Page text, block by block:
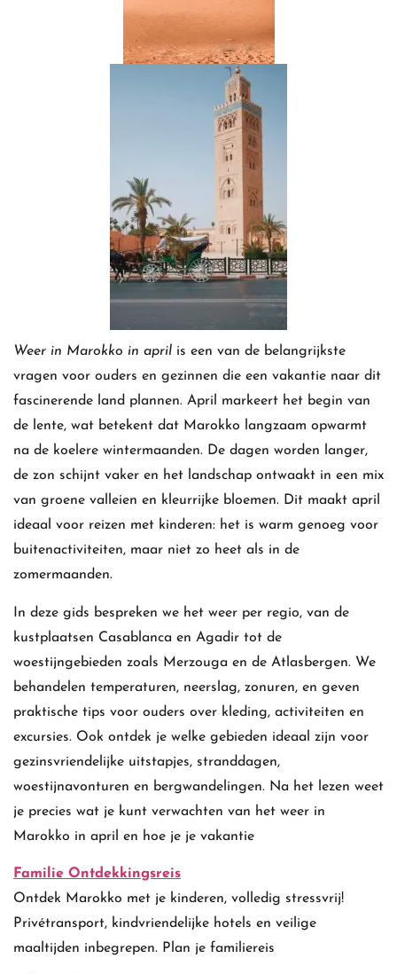
Weer in Marokko in april is een van de belangrijkste
vragen voor ouders en gezinnen die een vakantie naar dit
fascinerende land plannen. April markeert het begin van
de lente, wat betekent dat Marokko langzaam opwarmt
na de koelere wintermaanden. De dagen worden langer,
de zon schijnt vaker en het landschap ontwaakt in een mix
van groene valleien en kleurrijke bloemen. Dit maakt april
ideaal voor reizen met kinderen: het is warm genoeg voor
buitenactiviteiten, maar niet zo heet als in de
zomermaanden.
In deze gids bespreken we het weer per regio, van de
kustplaatsen Casablanca en Agadir tot de
woestijngebieden zoals Merzouga en de Atlasbergen. We
behandelen temperaturen, neerslag, zonuren, en geven
praktische tips voor ouders over kleding, activiteiten en
excursies. Ook ontdek je welke gebieden ideaal zijn voor
gezinsvriendelijke uitstapjes, stranddagen,
woestijnavonturen en bergwandelingen. Na het lezen weet
je precies wat je kunt verwachten van het weer in
Marokko in april en hoe je je vakantie
Familie Ontdekkingsreis
Ontdek Marokko met je kinderen, volledig stressvrij!
Privétransport, kindvriendelijke hotels en veilige
maaltijden inbegrepen. Plan je familiereis